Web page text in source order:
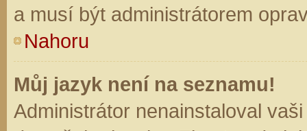
a musí být administrátorem
Nahoru
Můj jazyk není na seznamu!
Administrátor nenainstaloval